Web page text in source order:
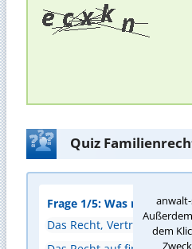
dem
Quiz
Frage 1/5: Was regelt
Das Recht, Verträge für